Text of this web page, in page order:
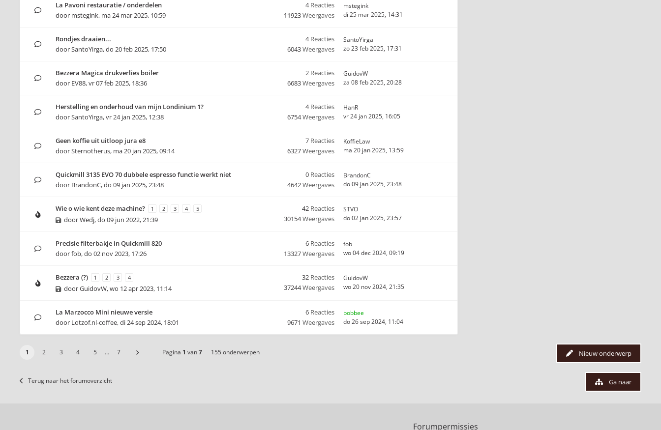
La Pavoni restauratie / onderdelen
door mstegink, ma 24 mar 2025, 10:59
4Reacties
11923Weergaves
mstegink
di 25 mar 2025, 14:31
Rondjes draaien...
doorSantoYirga,do 20 feb 2025, 17:50
4Reacties
6043Weergaves
SantoYirga
zo 23 feb 2025, 17:31
Bezzera Magica drukverlies boiler
door EV88,vr 07 feb 2025, 18:36
2 Reacties
6683Weergaves
GuidovW
za 08 feb 2025, 20:28
Herstelling en onderhoud van mijn Londinium 1?
doorSantoYirga,vr 24 jan 2025, 12:38
4Reacties
6754Weergaves
HanR
vr 24 jan 2025, 16:05
Geen koffie uit uitloop jura e8
doorSternotherus, ma 20 jan 2025, 09:14
7 Reacties
6327Weergaves
KoffieLaw
ma 20 jan 2025, 13:59
Quickmill 3135 EVO 70 dubbele espresso functie werkt niet
door BrandonC,do 09 jan 2025, 23:48
0 Reacties
4642Weergaves
BrandonC
do 09 jan 2025, 23:48
Wie o wie kent deze machine? 1 2 3 4 5
doorWedj,do 09 jun 2022, 21:39
42 Reacties
30154Weergaves
STVO
do 02 jan 2025, 23:57
Precisie filterbakje in Quickmill 820
doorfob,do 02 nov 2023, 17:26
6 Reacties
13327Weergaves
fob
wo 04 dec 2024, 09:19
Bezzera (?) 1 2 3 4
doorGuidovW,wo 12 apr 2023, 11:14
32 Reacties
37244Weergaves
GuidovW
wo 20 nov 2024, 21:35
La Marzocco Mini nieuwe versie
door Lotzof.nl-coffee,di 24 sep 2024, 18:01
6 Reacties
9671 Weergaves
bobbee
do 26 sep 2024, 11:04
Nieuw onderwerp
1 2 3 4 5 … 7 Pagina 1 van7 155 onderwerpen
Terug naar het forumoverzicht Ga naar
Forumpermissies